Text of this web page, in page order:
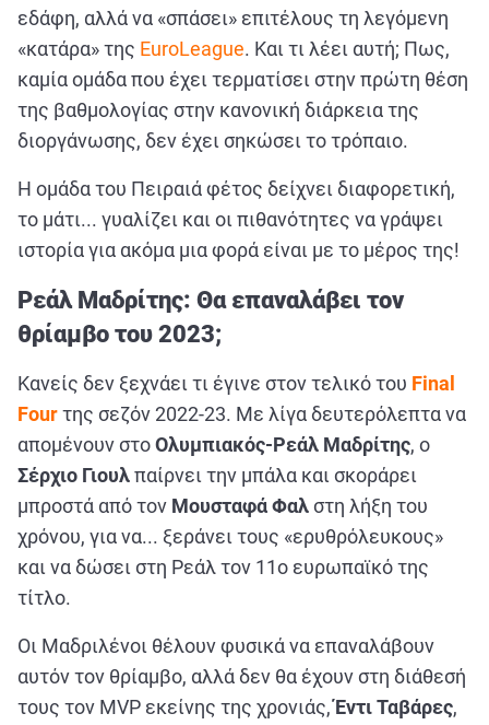
εδάφη, αλλά να «σπάσει» επιτέλους τη λεγόμενη
«κατάρα» της EuroLeague. Και τι λέει αυτή; Πως,
καμία ομάδα που έχει τερματίσει στην πρώτη θέση
της βαθμολογίας στην κανονική διάρκεια της
διοργάνωσης, δεν έχει σηκώσει το τρόπαιο.
Η ομάδα του Πειραιά φέτος δείχνει διαφορετική,
το μάτι... γυαλίζει και οι πιθανότητες να γράψει
ιστορία για ακόμα μια φορά είναι με το μέρος της!
Ρεάλ Μαδρίτης: Θα επαναλάβει τον
θρίαμβο του 2023;
Κανείς δεν ξεχνάει τι έγινε στον τελικό του Final
Fourτης σεζόν 2022-23. Με λίγα δευτερόλεπτα να
απομένουν στοΟλυμπιακός-Ρεάλ Μαδρίτης, ο
Σέρχιο Γιουλπαίρνει την μπάλα και σκοράρει
μπροστά από τον Μουσταφά Φαλστη λήξη του
χρόνου, για να... ξεράνει τους «ερυθρόλευκους»
και να δώσει στη Ρεάλ τον 11ο ευρωπαϊκό της
τίτλο.
Οι Μαδριλένοι θέλουν φυσικά να επαναλάβουν
αυτόν τον θρίαμβο, αλλά δεν θα έχουν στη διάθεσή
τους τον MVP εκείνης της χρονιάς,Έντι Ταβάρες,